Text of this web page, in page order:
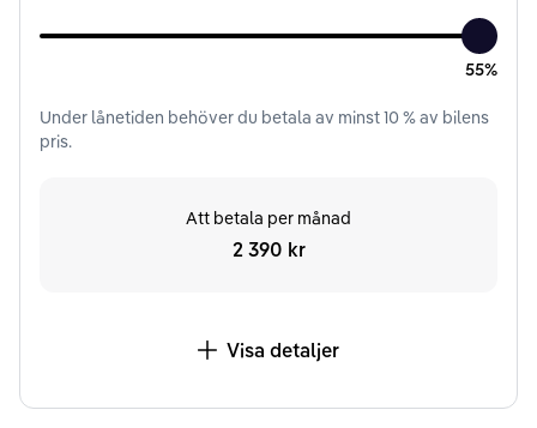
55%
Under lånetiden behöver du betala av minst10% av bilens
pris.
Att betala per månad
2 390 kr
Visa detaljer